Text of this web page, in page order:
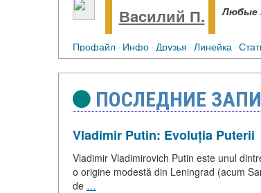
Вacилий П. Любые
Профайл · Инфо · Друзья ·Линейка ·
ПОСЛЕДНИЕ
Vladimir Putin: Evoluția Puterii
Vladimir Vladimirovich Putin este unul
o origine modestă din Leningrad (acum
de …